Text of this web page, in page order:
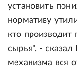
установить
нормативу
кто производит
сырья", - сказал
механизма вся